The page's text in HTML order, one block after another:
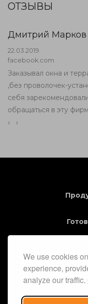
We use cookies
experience,
analyze our traffic.
ОТЗЫВЫ
Дмитрий Марков
22.03.2019.
facebook.com
Заказывал окна и
,без проволочек-
себя
обращаться в эту
‹ ›